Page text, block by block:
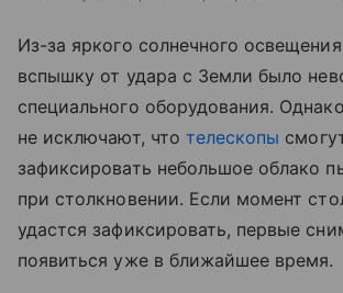
Из-за яркого солнечного
вспышку от удара с Земли было
специального оборудования.
не исключают, что телескопы
зафиксировать небольшое облако
при столкновении. Если момент
удастся зафиксировать, первые
появиться уже в ближайшее время.